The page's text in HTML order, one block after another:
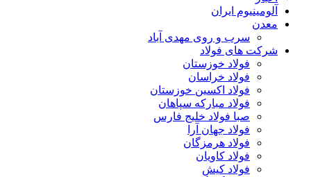
آلومینیوم ایران
معدن
سرب و روی مهدی آباد
شرکت های فولاد
فولاد خوزستان
فولاد خراسان
فولاد اکسین خوزستان
فولاد مبارکه سپاهان
صبا فولاد خلیج فارس
فولاد جهان آرا
فولاد هرمزگان
فولاد کاویان
فولاد کیش